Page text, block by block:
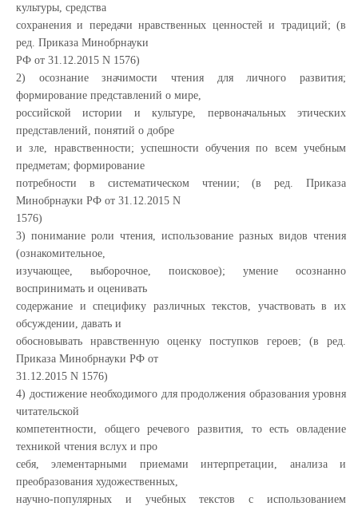
культуры, средства
сохранения и передачи нравственных ценностей и традиций; (в
ред. Приказа Минобрнауки
РФ от 31.12.2015 N 1576)
2) осознание значимости чтения для личного развития;
формирование представлений о мире,
российской истории и культуре, первоначальных этических
представлений, понятий о добре
и зле, нравственности; успешности обучения по всем учебным
предметам; формирование
потребности в систематическом чтении; (в ред. Приказа
Минобрнауки РФ от 31.12.2015 N
1576)
3) понимание роли чтения, использование разных видов чтения
(ознакомительное,
изучающее, выборочное, поисковое); умение осознанно
воспринимать и оценивать
содержание и специфику различных текстов, участвовать в их
обсуждении, давать и
обосновывать нравственную оценку поступков героев; (в ред.
Приказа Минобрнауки РФ от
31.12.2015 N 1576)
4) достижение необходимого для продолжения образования уровня
читательской
компетентности, общего речевого развития, то есть овладение
техникой чтения вслух и про
себя, элементарными приемами интерпретации, анализа и
преобразования художественных,
научно-популярных и учебных текстов с использованием